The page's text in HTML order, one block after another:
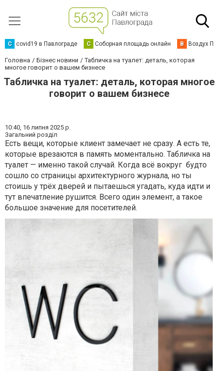
C covid19 в Павлограде С Соборная площадь онлайн В Воздух
Головна Бізнес новини
Табличка на туалет: деталь, которая
многое говорит о вашем бизнесе
Табличка на туалет: деталь, которая многое
говорит о вашем бизнесе
10:40, 16 липня 2025 р.
Загальний розділ
Есть вещи, которые клиент замечает не сразу. А есть те,
которые врезаются в память моментально. Табличка на
туалет — именно такой случай. Когда всё вокруг будто
сошло со страницы архитектурного журнала, но ты
стоишь у трёх дверей и пытаешься угадать, куда идти и
тут впечатление рушится. Всего один элемент, а такое
большое значение для посетителей.